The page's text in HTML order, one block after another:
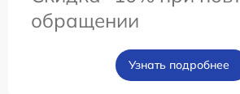
обращении
Узнать подробнее